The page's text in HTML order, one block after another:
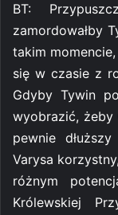
BT:
zamordowałby
takim
się w czasie z
Gdyby Tywin
wyobrazić, żeby
pewnie
Varysa
różnym
Królewskiej